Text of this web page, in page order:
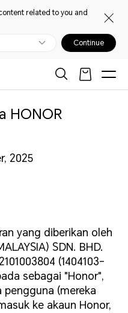
related to you and
Continue
HONOR
2025
yang diberikan oleh
SDN. BHD.
(1404103-
sebagai "Honor",
(mereka
ke akaun Honor,